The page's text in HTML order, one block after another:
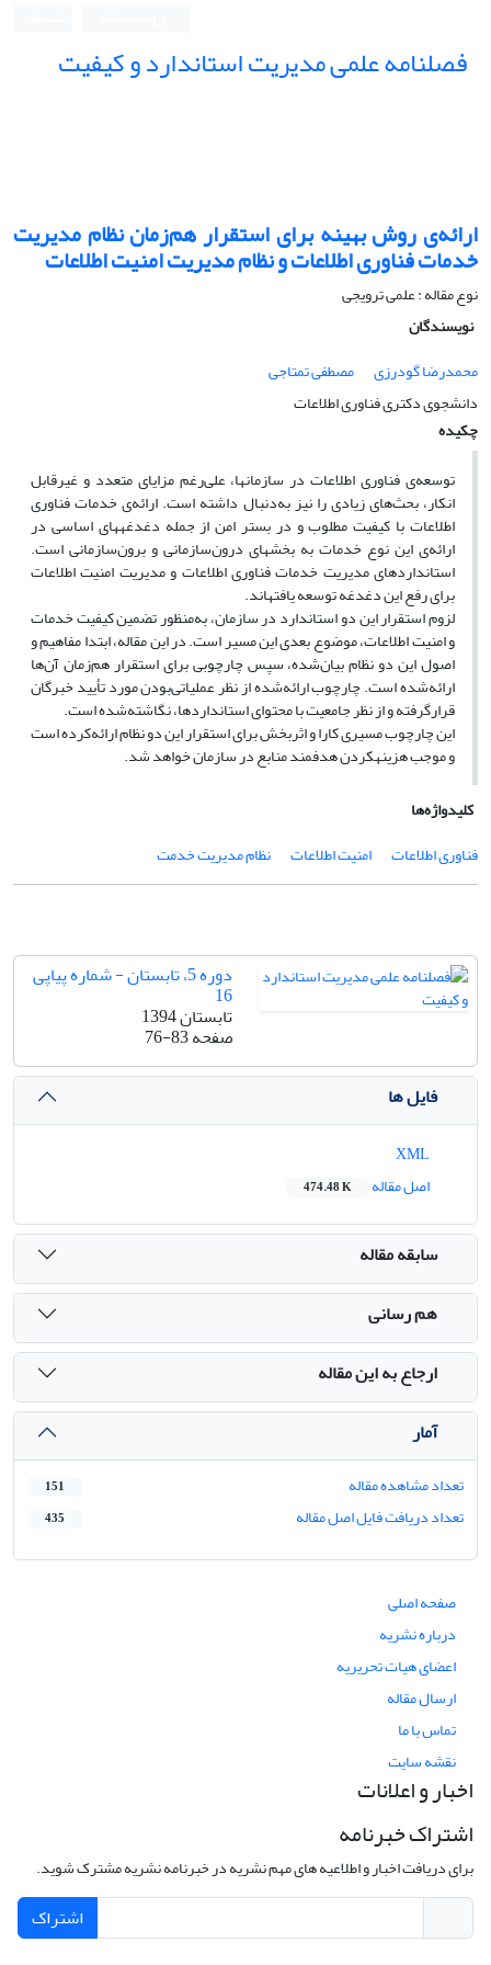
فصلنامه علمی مدیریت استاندارد و کیفیت
ارائه‌ی روش بهینه برای استقرار هم‌زمان نظام مدیریت
خدمات فناوری اطلاعات و نظام مدیریت امنیت اطلاعات
نوع مقاله : علمی ترویجی
نویسندگان
محمدرضا گودرزی
مصطفی تمتاجی
دانشجوی دکتری فناوری اطلاعات
چکیده
‌توسعه‌ی فناوری اطلاعات در سازمان‏ها، علی‌رغم مزایای متعدد و غیرقابل
انکار، بحث‌های زیادی را نیز به‌دنبال داشته است. ارائه‌ی خدمات فناوری
اطلاعات با کیفیت مطلوب و در بستر امن از جمله دغدغه‏های اساسی در
ارائه‌ی این نوع خدمات به بخش‏های درون‌سازمانی و برون‌سازمانی است.
استانداردهای مدیریت خدمات فناوری اطلاعات و مدیریت امنیت اطلاعات
برای رفع این دغدغه توسعه یافته‏اند.
لزوم استقرار این دو استاندارد در سازمان، به‌منظور تضمین کیفیت خدمات
و امنیت اطلاعات، موضوع بعدی این مسیر است. در این مقاله، ابتدا مفاهیم و
اصول این دو نظام بیان‌شده، سپس چارچوبی برای استقرار هم‌زمان آن‌ها
ارائه‌شده است. چارچوب ارائه‌شده از نظر عملیاتی‌بودن مورد تأیید خبرگان
قرار‌گرفته و از نظر جامعیت با محتوای استانداردها، نگاشته‌شده است.‌
این چارچوب مسیری کارا و اثربخش برای استقرار این دو نظام ارائه‌کرده است
و موجب هزینه‏کردن هدفمند منابع در سازمان خواهد شد.
کلیدواژه‌ها
فناوری اطلاعات
امنیت اطلاعات نظام مدیریت خدمت
دوره 5، تابستان - شماره پیاپی
16
تابستان 1394
صفحه76-83
فایل ها
اصل مقاله
474.48 K
سابقه مقاله
هم رسانی
ارجاع به این مقاله
آمار
تعداد مشاهده مقاله 151
تعداد دریافت فایل اصل مقاله 435
صفحه اصلی
درباره نشریه
اعضای هیات تحریریه
ارسال مقاله
تماس با ما
نقشه سایت
اخبار و اعلانات
اشتراک خبرنامه
برای دریافت اخبار و اطلاعیه های مهم نشریه در خبرنامه نشریه مشترک شوید.
اشتراک